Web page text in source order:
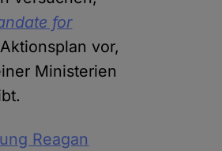
for
vor,
Ministerien
Reagan